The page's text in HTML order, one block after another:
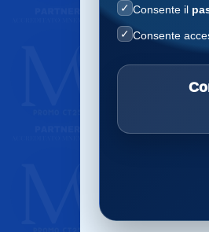
✓ Consente il
✓ Consente